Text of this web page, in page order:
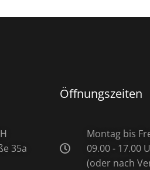
35a
Öffnungszeiten
Montag bis
09.00 - 17.00
(oder nach